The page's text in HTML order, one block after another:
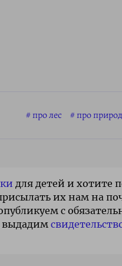
про лес про
для детей и хотите
их нам на
с
выдадим